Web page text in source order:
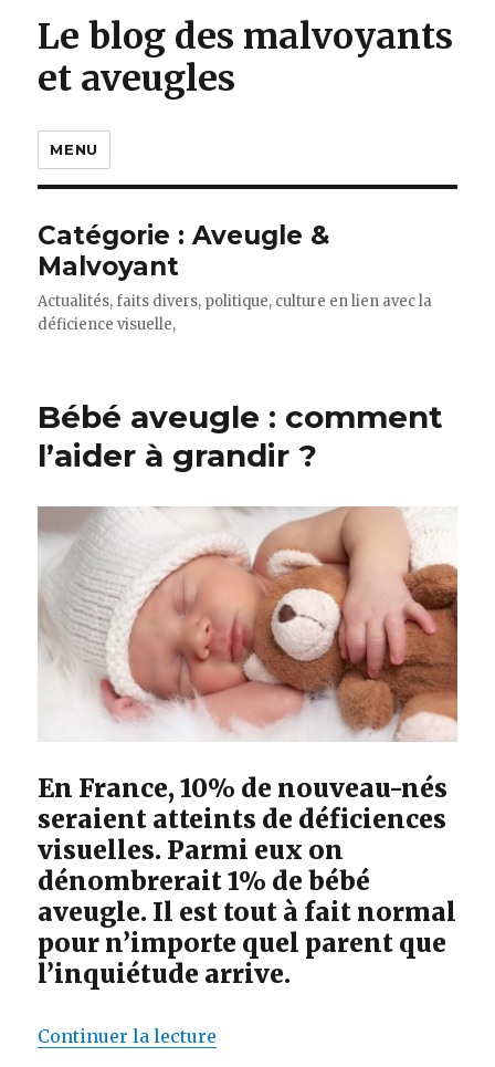
Le blog des malvoyants
et aveugles
MENU
Catégorie :Aveugle &
Malvoyant
Actualités, faits divers, politique, culture en lien avec la
déficience visuelle,
Bébé aveugle : comment
l’aider à grandir ?
En France, 10% de nouveau-nés
seraient atteints de déficiences
visuelles. Parmi eux on
dénombrerait 1% de bébé
aveugle. Il est tout à fait normal
pour n’importe quel parent que
l’inquiétude arrive.
Continuer la lecture